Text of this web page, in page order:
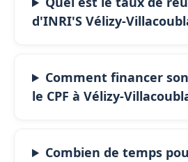
d'INRI'S Vélizy-
Comment financer
le CPF à Vélizy-
Combien de temps